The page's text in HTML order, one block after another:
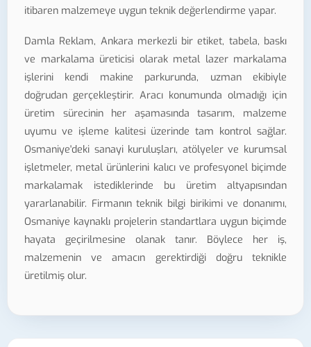
itibaren malzemeye uygun teknik değerlendirme yapar.
Damla Reklam, Ankara merkezli bir etiket, tabela, baskı
ve markalama üreticisi olarak metal lazer markalama
işlerini kendi makine parkurunda, uzman ekibiyle
doğrudan gerçekleştirir. Aracı konumunda olmadığı için
üretim sürecinin her aşamasında tasarım, malzeme
uyumu ve işleme kalitesi üzerinde tam kontrol sağlar.
Osmaniye'deki sanayi kuruluşları, atölyeler ve kurumsal
işletmeler, metal ürünlerini kalıcı ve profesyonel biçimde
markalamak istediklerinde bu üretim altyapısından
yararlanabilir. Firmanın teknik bilgi birikimi ve donanımı,
Osmaniye kaynaklı projelerin standartlara uygun biçimde
hayata geçirilmesine olanak tanır. Böylece her iş,
malzemenin ve amacın gerektirdiği doğru teknikle
üretilmiş olur.